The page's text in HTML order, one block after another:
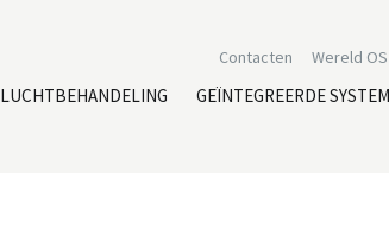
Wereld OS
Contacten
LUCHTBEHANDELING GEÏNTEGREERDE